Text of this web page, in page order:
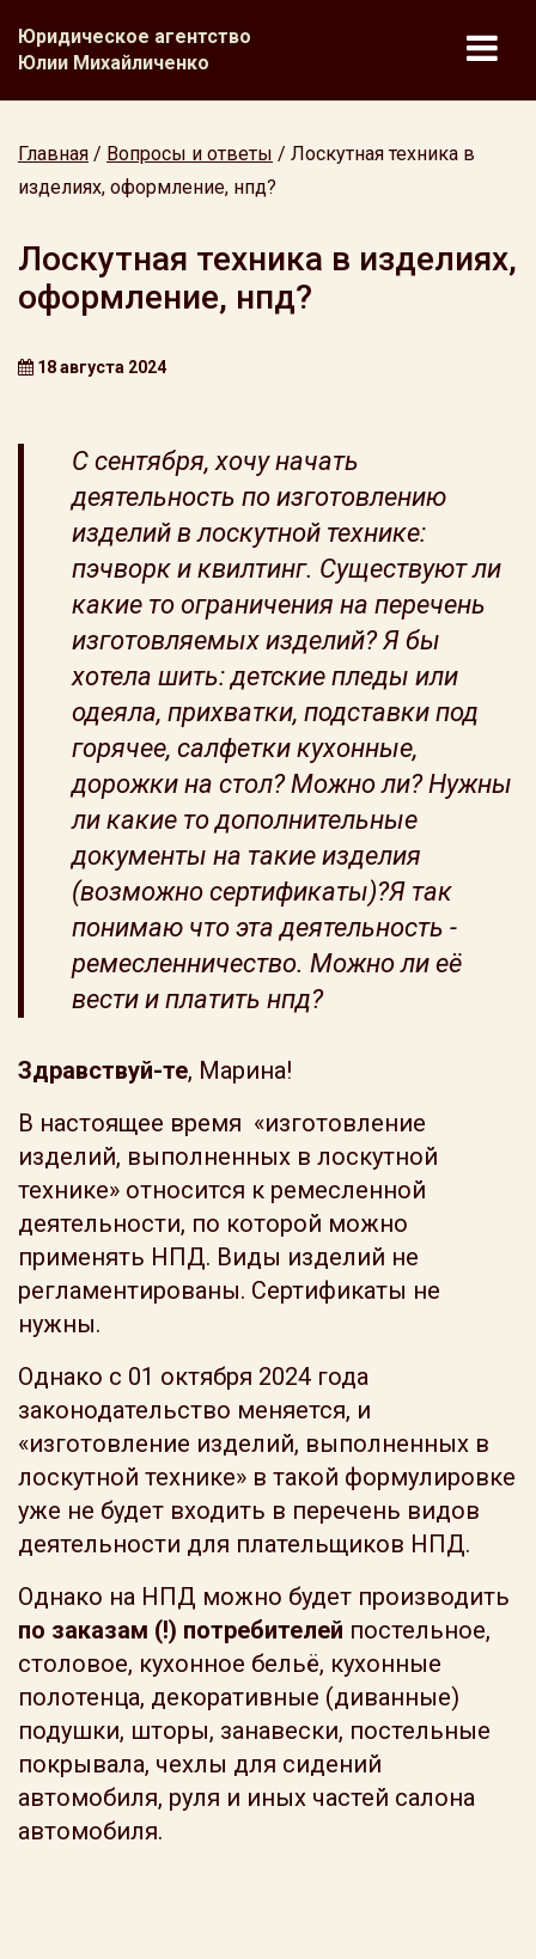
Юридическое агентство
Юлии Михайличенко
Главная / Вопросы и ответы / Лоскутная техника в
изделиях, оформление, нпд?
Лоскутная техника в изделиях,
оформление, нпд?
18 августа 2024
С сентября, хочу начать
деятельность по изготовлению
изделий в лоскутной технике:
пэчворк и квилтинг. Существуют ли
какие то ограничения на перечень
изготовляемых изделий? Я бы
хотела шить: детские пледы или
одеяла, прихватки, подставки под
горячее, салфетки кухонные,
дорожки на стол? Можно ли? Нужны
ли какие то дополнительные
документы на такие изделия
(возможно сертификаты)?Я так
понимаю что эта деятельность -
ремесленничество. Можно ли её
вести и платить нпд?
Здравствуй-те, Марина!
В настоящее время «изготовление
изделий, выполненных в лоскутной
технике» относится к ремесленной
деятельности, по которой можно
применять НПД. Виды изделий не
регламентированы. Сертификаты не
нужны.
Однако с 01 октября 2024 года
законодательство меняется, и
«изготовление изделий, выполненных в
лоскутной технике» в такой формулировке
уже не будет входить в перечень видов
деятельности для плательщиков НПД.
Однако на НПД можно будет производить
по заказам (!) потребителей постельное,
столовое, кухонное бельё, кухонные
полотенца, декоративные (диванные)
подушки, шторы, занавески, постельные
покрывала, чехлы для сидений
автомобиля, руля и иных частей салона
автомобиля.